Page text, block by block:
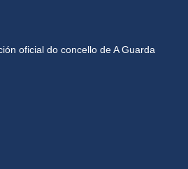
oficial do concello de A Guarda